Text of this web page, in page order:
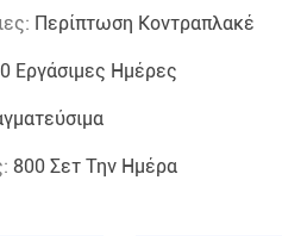
Περίπτωση Κοντραπλακέ
Εργάσιμες Ημέρες
800 Σετ Την Ημέρα